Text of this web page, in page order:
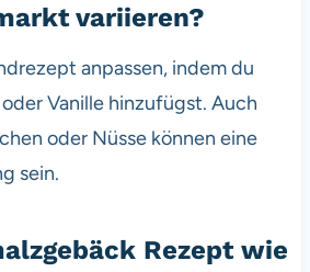
variieren?
anpassen, indem du
Vanille hinzufügst. Auch
oder Nüsse können eine
sein.
Rezept wie